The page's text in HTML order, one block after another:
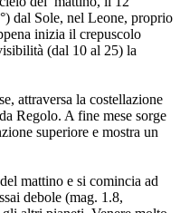
dal Sole, nel Leone, proprio
inizia il crepuscolo
(dal 10 al 25) la
attraversa la costellazione
Regolo. A fine mese sorge
superiore e mostra un
mattino e si comincia ad
debole (mag. 1.8,